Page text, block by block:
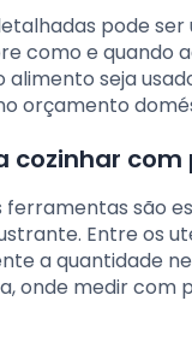
pode
como e
alimento seja
orçamento
cozinhar com
são
Entre os
a quantidade
onde medir com